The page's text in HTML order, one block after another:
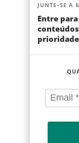
JUNTE-SE A
Entre